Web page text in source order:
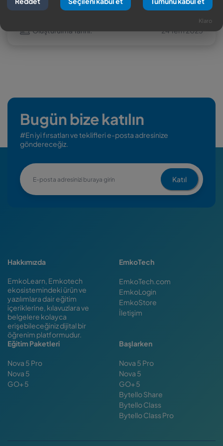
Dosyalar: 0
Oluşturulma Tarihi: 24 Tem 2025
Bugün bize katılın
#En iyi fırsatları ve teklifleri e-posta adresinize
göndereceğiz.
Katıl
Hakkımızda
EmkoLearn, Emkotech
ekosistemindeki ürün ve
yazılımlara dair eğitim
içeriklerine, kılavuzlara ve
belgelere kolayca
erişebileceğiniz dijital bir
öğrenim platformudur.
EmkoTech
EmkoTech.com
EmkoLogin
EmkoStore
İletişim
Eğitim Paketleri
Nova 5 Pro
Nova 5
GO+ 5
Başlarken
Nova 5 Pro
Nova 5
GO+ 5
Bytello Share
Bytello Class
Bytello Class Pro
Klaro